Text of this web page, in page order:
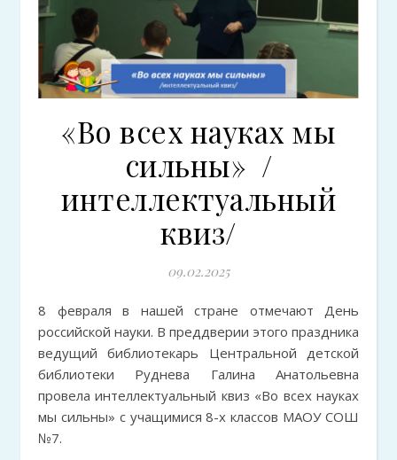
«Во всех науках мы
сильны» /
интеллектуальный
квиз/
09.02.2025
8 февраля в нашей стране отмечают День
российской науки. В преддверии этого праздника
ведущий библиотекарь Центральной детской
библиотеки Руднева Галина Анатольевна
провела интеллектуальный квиз «Во всех науках
мы сильны» с учащимися 8-х классов МАОУ СОШ
№7.